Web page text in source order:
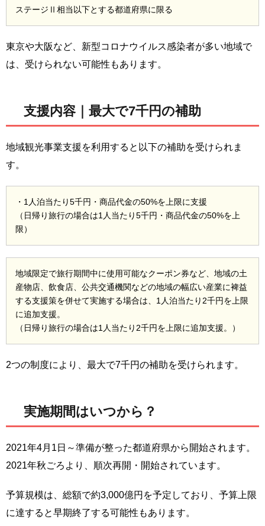
ステージⅡ相当以下とする都道府県に限る
東京や大阪など、新型コロナウイルス感染者が多い地域で
は、受けられない可能性もあります。
支援内容｜最大で7千円の補助
地域観光事業支援を利用すると以下の補助を受けられま
す。
・1人泊当たり5千円・商品代金の50%を上限に支援
（日帰り旅行の場合は1人当たり5千円・商品代金の50%を上
限）
地域限定で旅行期間中に使用可能なクーポン券など、地域の土
産物店、飲食店、公共交通機関などの地域の幅広い産業に裨益
する支援策を併せて実施する場合は、1人泊当たり2千円を上限
に追加支援。
（日帰り旅行の場合は1人当たり2千円を上限に追加支援。）
2つの制度により、最大で7千円の補助を受けられます。
実施期間はいつから？
2021年4月1日～準備が整った都道府県から開始されます。
2021年秋ごろより、順次再開・開始されています。
予算規模は、総額で約3,000億円を予定しており、予算上限
に達すると早期終了する可能性もあります。